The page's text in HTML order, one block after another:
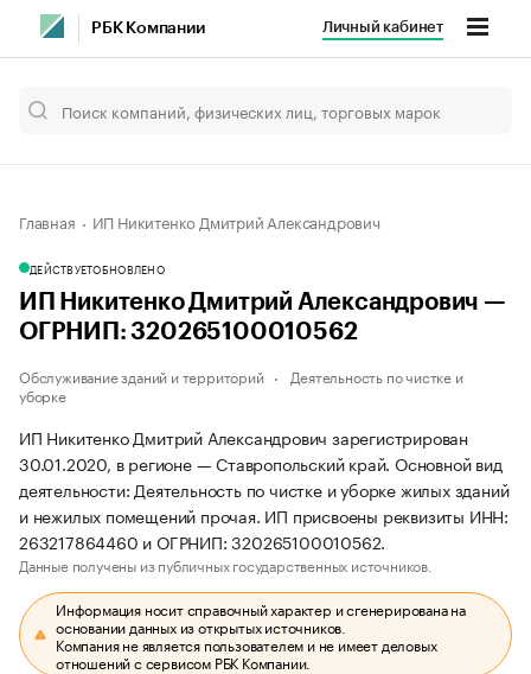
РБК Компании Личный кабинет
Главная ИП Никитенко Дмитрий Александрович
ДЕЙСТВУЕТОБНОВЛЕНО
ИП Никитенко Дмитрий Александрович —
ОГРНИП: 320265100010562
Обслуживание зданий и территорий
Деятельность по чистке и
уборке
ИП Никитенко Дмитрий Александрович зарегистрирован
30.01.2020, в регионе — Ставропольский край. Основной вид
деятельности: Деятельность по чистке и уборке жилых зданий
и нежилых помещений прочая. ИП присвоены реквизиты ИНН:
263217864460 и ОГРНИП: 320265100010562.
Данные получены из публичных государственных источников.
Информация носит справочный характер и сгенерирована на
основании данных из открытых источников.
Компания не является пользователем и не имеет деловых
отношений с сервисом РБК Компании.